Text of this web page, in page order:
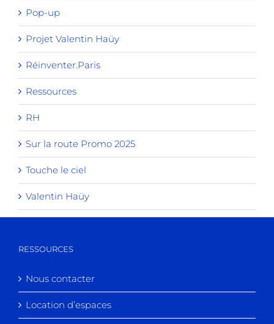
Pop-up
Projet Valentin Haüy
Réinventer.Paris
Ressources
RH
Sur la route Promo 2025
Touche le ciel
Valentin Haüy
RESSOURCES
Nous contacter
Location d’espaces